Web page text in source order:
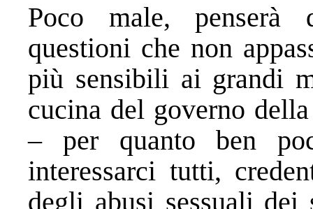
Poco male, penserà
questioni che non
più sensibili ai grandi
cucina del governo
– per quanto ben
interessarci tutti,
degli abusi sessuali